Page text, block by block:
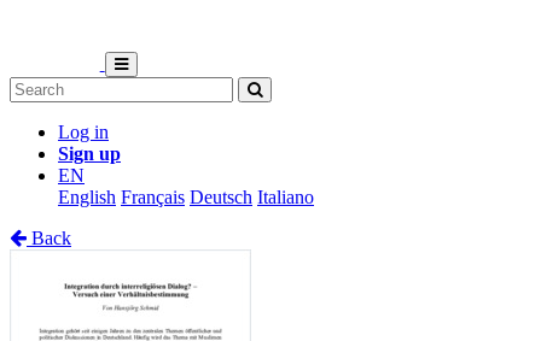
Log in
Sign up
EN
English Français Deutsch Italiano
Back